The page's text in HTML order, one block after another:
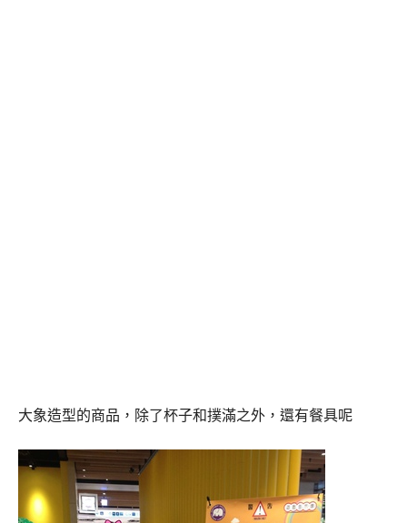
大象造型的商品，除了杯子和撲滿之外，還有餐具呢